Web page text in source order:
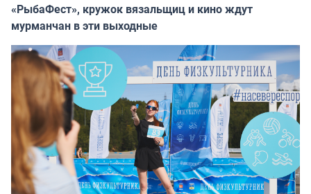
«РыбаФест», кружок вязальщиц и кино ждут
мурманчан в эти выходные